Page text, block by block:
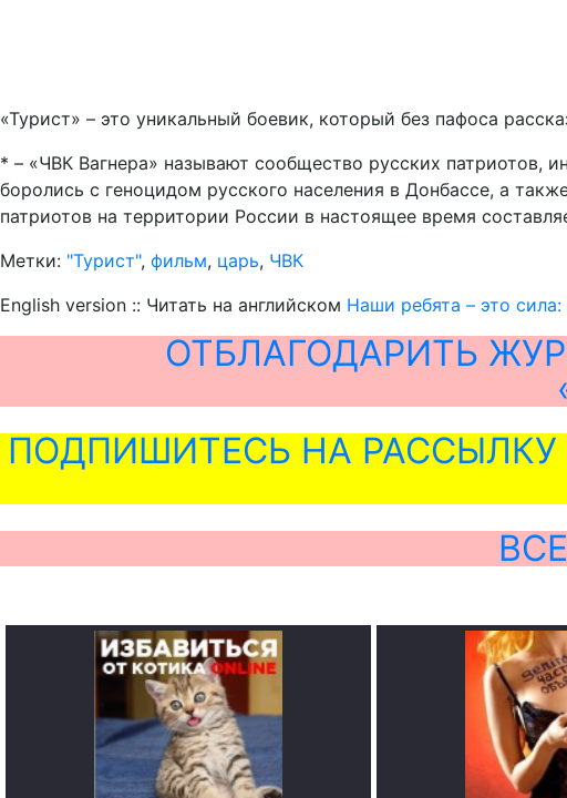
«Турист» – это уникальный боевик, который без пафоса
* – «ЧВК Вагнера» называют сообщество русских патриотов,
боролись с геноцидом русского населения в Донбассе, а
патриотов на территории России в настоящее время
Метки: "Турист", фильм, царь, ЧВК
English version :: Читать на английском Наши ребята – это
ОТБЛАГОДАРИТЬ
ПОДПИШИТЕСЬ НА